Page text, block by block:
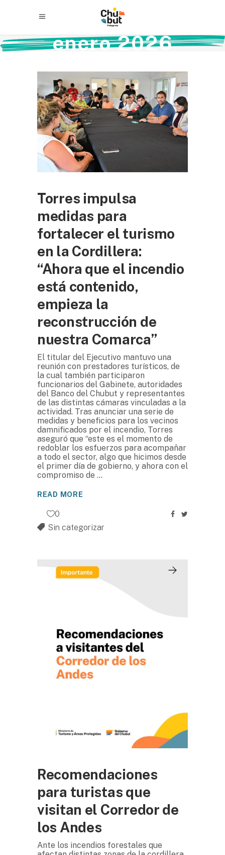
enero 2026
Torres impulsa
medidas para
fortalecer el turismo
en la Cordillera:
“Ahora que el incendio
está contenido,
empieza la
reconstrucción de
nuestra Comarca”
El titular del Ejecutivo mantuvo una
reunión con prestadores turísticos, de
la cual también participaron
funcionarios del Gabinete, autoridades
del Banco del Chubut y representantes
de las distintas cámaras vinculadas a la
actividad. Tras anunciar una serie de
medidas y beneficios para los vecinos
damnificados por el incendio, Torres
aseguró que “este es el momento de
redoblar los esfuerzos para acompañar
a todo el sector, algo que hicimos desde
el primer día de gobierno, y ahora con el
compromiso de
READ MORE
0
Sin categorizar
Recomendaciones
para turistas que
visitan el Corredor de
los Andes
Ante los incendios forestales que